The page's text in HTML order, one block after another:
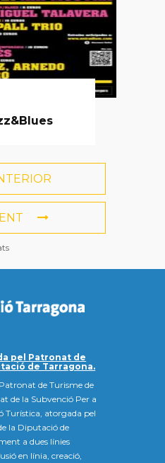
pel Patronat de
de Tarragona.
de Turisme de
de la Subvenció Per a
Turística, atorgada pel
la Diputació de
a dues línies
en línia, creació,